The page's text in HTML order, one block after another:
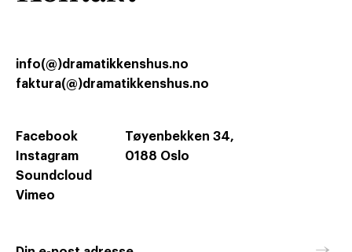
Tøyenbekken 34,
0188 Oslo
info(@)dramatikkenshus.no
faktura(@)dramatikkenshus.no
Facebook
Instagram
Soundcloud
Vimeo